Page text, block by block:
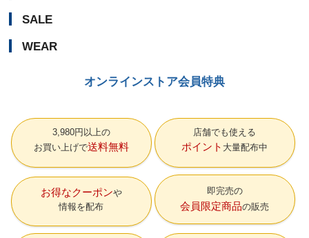
SALE
WEAR
オンラインストア会員特典
3,980円以上の
お買い上げで送料無料
店舗でも使える
ポイント 大量配布中
お得なクーポン
情報を配布
即完売の
会員限定商品の販売